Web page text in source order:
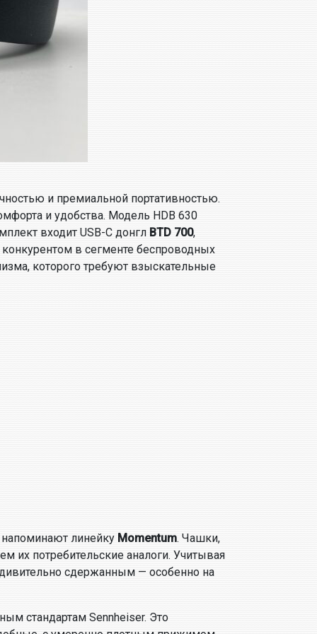
и премиальной портативностью.
и удобства. Модель HDB 630
входит USB-C донгл BTD 700,
в сегменте беспроводных
которого требуют взыскательные
линейку Momentum. Чашки,
потребительские аналоги. Учитывая
сдержанным — особенно на
стандартам Sennheiser. Это